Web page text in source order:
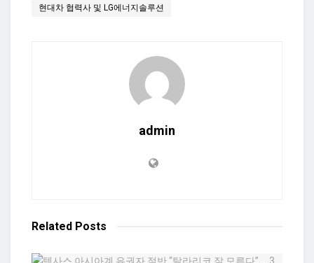
현대차 협력사 및 LG에너지솔루션
admin
Related Posts